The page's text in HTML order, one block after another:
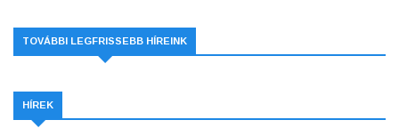
TOVÁBBI LEGFRISSEBB HÍREINK
HÍREK